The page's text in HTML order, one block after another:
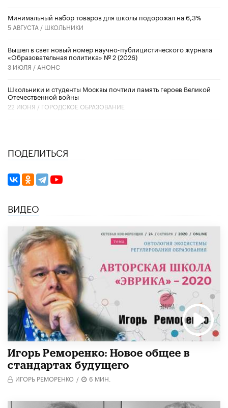
Минимальный набор товаров для школы подорожал на 6,3%
5 АВГУСТА / ШКОЛЬНИКИ
Вышел в свет новый номер научно-публицистического журнала
«Образовательная политика» № 2 (2026)
3 ИЮЛЯ / АНОНС
Школьники и студенты Москвы почтили память героев Великой
Отечественной войны
22 ИЮНЯ / ГОРОДСКОЕ ОБРАЗОВАНИЕ
ПОДЕЛИТЬСЯ
ВИДЕО
Игорь Реморенко: Новое общее в
стандартах будущего
ИГОРЬ РЕМОРЕНКО / 6 МИН.